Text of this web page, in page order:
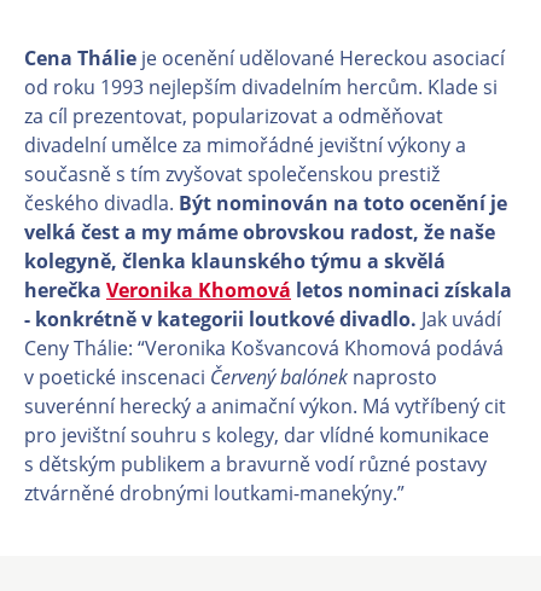
Cena Thálie je ocenění udělované Hereckou asociací
od roku 1993 nejlepším divadelním hercům. Klade si
za cíl prezentovat, popularizovat a odměňovat
divadelní umělce za mimořádné jevištní výkony a
současně s tím zvyšovat společenskou prestiž
českého divadla. Být nominován na toto ocenění je
velká čest a my máme obrovskou radost, že naše
kolegyně, členka klaunského týmu a skvělá
herečka Veronika Khomová letos nominaci získala
- konkrétně v kategorii loutkové divadlo. Jak uvádí
Ceny Thálie: “Veronika Košvancová Khomová podává
v poetické inscenaci Červený balónek naprosto
suverénní herecký a animační výkon. Má vytříbený cit
pro jevištní souhru s kolegy, dar vlídné komunikace
s dětským publikem a bravurně vodí různé postavy
ztvárněné drobnými loutkami-manekýny.”